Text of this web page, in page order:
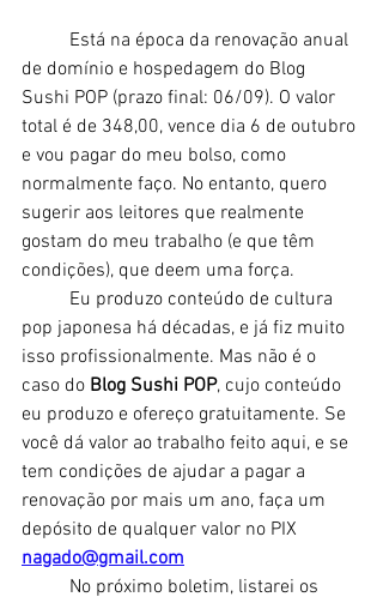
de domínio e hospedagem do Blog
Sushi POP (prazo final: 06/09). O valor
total é de 348,00, vence dia 6 de outubro
e vou pagar do meu bolso, como
normalmente faço. No entanto, quero
sugerir aos leitores que realmente
gostam do meu trabalho (e que têm
condições), que deem uma força.
pop japonesa há décadas, e já fiz muito
isso profissionalmente. Mas não é o
caso do Blog Sushi POP, cujo conteúdo
eu produzo e ofereço gratuitamente. Se
você dá valor ao trabalho feito aqui, e se
tem condições de ajudar a pagar a
renovação por mais um ano, faça um
depósito de qualquer valor no PIX
nagado@gmail.com